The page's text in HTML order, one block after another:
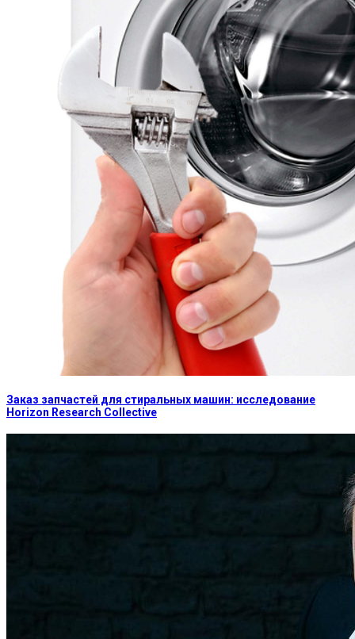
Заказ запчастей для стиральных машин: исследование
Horizon Research Collective